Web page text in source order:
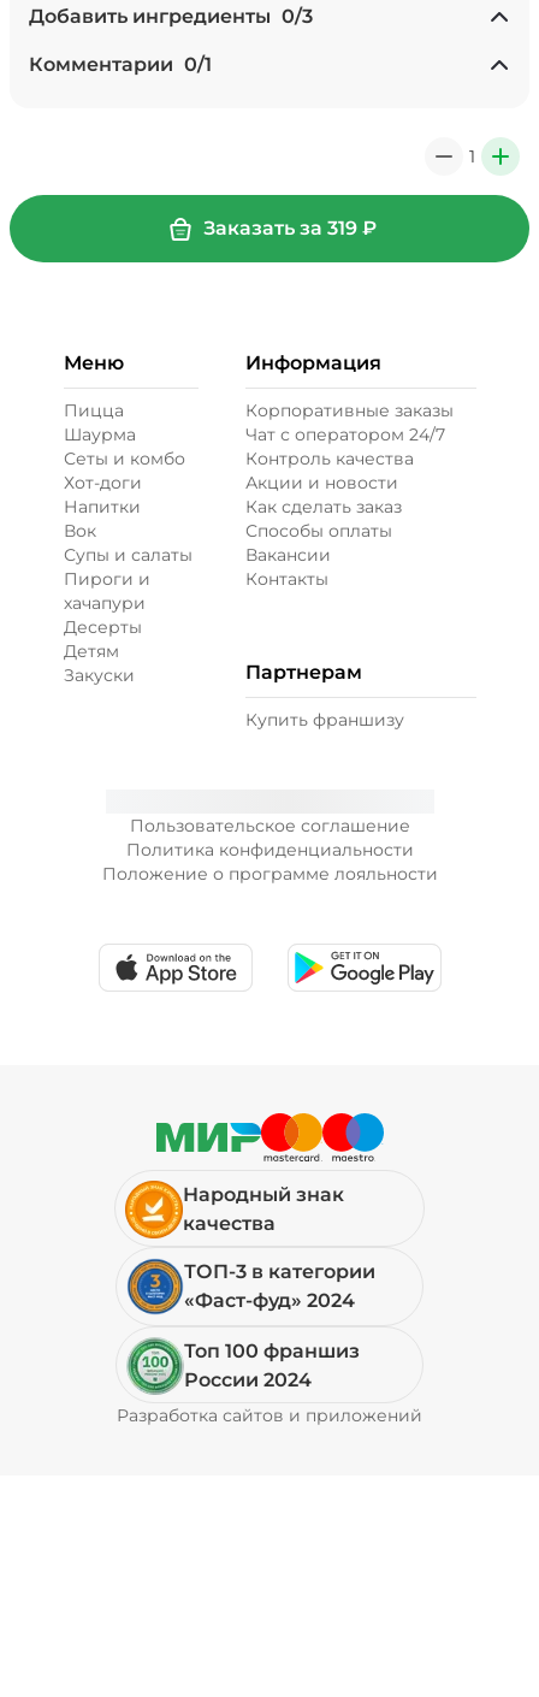
Добавить ингредиенты 0/3
+ Ананасы консервированные
(20 г)
+ Картофель фри (20 г)/ 20
+ Кетчуп (10 г)/10 г
19 ₽
+ Лук карамелизированный (10
29 ₽
+ Лук красный (10 г)/10 г
+ Морковь по-корейски (10 г)/
+ Огурцы маринованные (10 г)/10
+ Огурцы свежие (10 г) /10
+ Перец халапеньо (15 г)
Комментарии 0/1
1 +
Заказать за 319₽
Пользовательское соглашение
Политика конфиденциальности
Положение о программе лояльности
Меню
Пицца
Шаурма
Сеты и комбо
Хот-доги
Напитки
Вок
Супы и салаты
Пироги и
хачапури
Десерты
Детям
Закуски
Информация
Корпоративные заказы
Чат с оператором 24/7
Контроль качества
Акции и новости
Как сделать заказ
Способы оплаты
Вакансии
Контакты
Партнерам
Купить франшизу
Народный знак
качества
ТОП-3 в категории
«Фаст-фуд» 2024
Топ 100 франшиз
России 2024
Разработка сайтов и приложений
Pyrobyte